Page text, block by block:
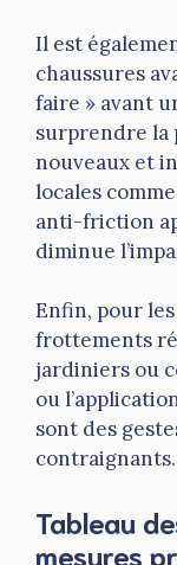
Il est
chaussures
faire » avant
surprendre la
nouveaux et
locales
anti-friction
diminue
Enfin, pour
frottements
jardiniers ou
ou
sont des
contraignants.
Tableau
mesures